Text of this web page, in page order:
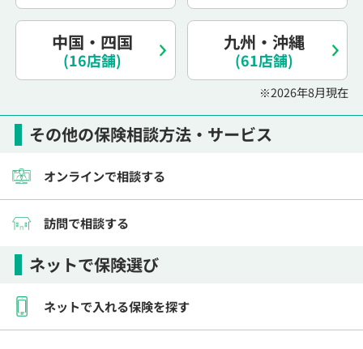
0120-987-110
平日 / 土日祝日 10:00〜17:00（通話無料）
※受付時間外にご予約をいただいた場合は、
その他の保険相談方法・サービス
オンラインで相談する
訪問で相談する
ネットで保険選び
ネットで入れる保険を探す
中国・四国
(16店舗)
九州・沖縄
(61店舗)
※2026年8月現在